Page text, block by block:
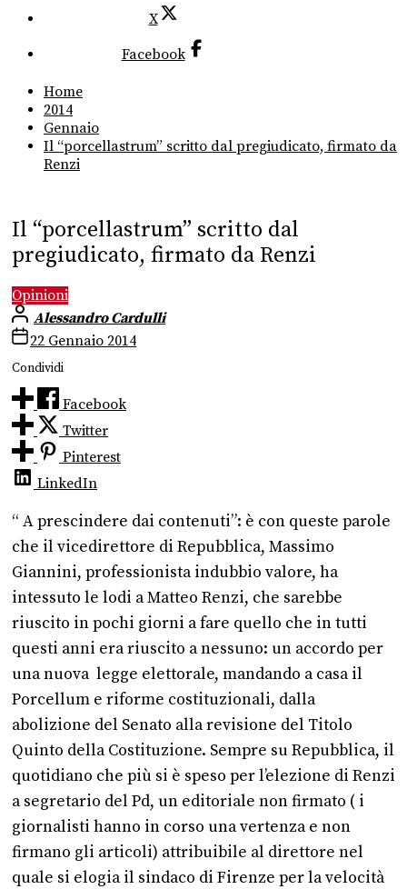
X
Facebook
Home
2014
Gennaio
Il “porcellastrum” scritto dal pregiudicato, firmato da
Renzi
Il “porcellastrum” scritto dal
pregiudicato, firmato da Renzi
Opinioni
Alessandro Cardulli
22 Gennaio 2014
Condividi
Facebook
Twitter
Pinterest
LinkedIn
“ A prescindere dai contenuti”: è con queste parole
che il vicedirettore di Repubblica, Massimo
Giannini, professionista indubbio valore, ha
intessuto le lodi a Matteo Renzi, che sarebbe
riuscito in pochi giorni a fare quello che in tutti
questi anni era riuscito a nessuno: un accordo per
una nuova legge elettorale, mandando a casa il
Porcellum e riforme costituzionali, dalla
abolizione del Senato alla revisione del Titolo
Quinto della Costituzione. Sempre su Repubblica, il
quotidiano che più si è speso per l’elezione di Renzi
a segretario del Pd, un editoriale non firmato ( i
giornalisti hanno in corso una vertenza e non
firmano gli articoli) attribuibile al direttore nel
quale si elogia il sindaco di Firenze per la velocità